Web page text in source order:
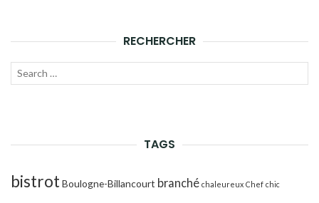
RECHERCHER
Recherche
TAGS
bistrot Boulogne-Billancourt branché chaleureux Chef chic